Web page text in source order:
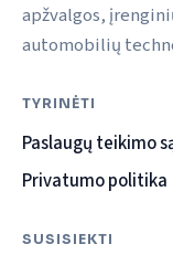
apžvalgos,
automobilių
TYRINĖTI
Paslaugų teikimo
Privatumo politika
SUSISIEKTI